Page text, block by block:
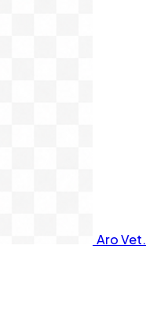
Aro Vet.